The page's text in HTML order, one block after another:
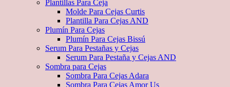
Plantillas Para Ceja
Molde Para Cejas Curtis
Plantilla Para Cejas AND
Plumín Para Cejas
Plumín Para Cejas Bissú
Serum Para Pestañas y Cejas
Serum Para Pestaña y Cejas AND
Sombra para Cejas
Sombra Para Cejas Adara
Sombra Para Cejas Amor Us